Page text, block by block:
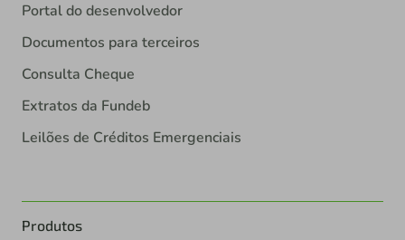
Portal do desenvolvedor
Documentos para terceiros
Consulta Cheque
Extratos da Fundeb
Leilões de Créditos Emergenciais
Produtos